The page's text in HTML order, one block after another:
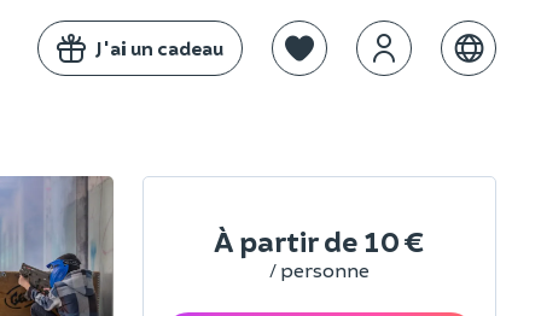
J'ai un cadeau
À partir de 10 €
/ personne